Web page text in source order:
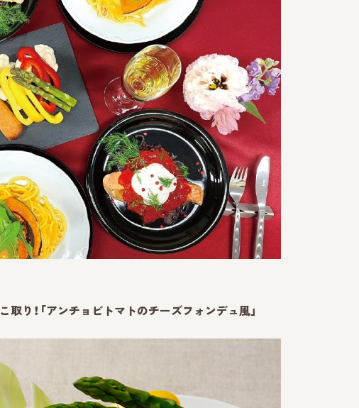
取り！「アンチョビトマトのチーズフォンデュ風」